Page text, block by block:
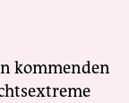
kommenden